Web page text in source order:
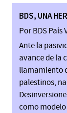
BDS, UNA
Por BDS País
Ante la
avance de la
llamamiento
palestinos,
como